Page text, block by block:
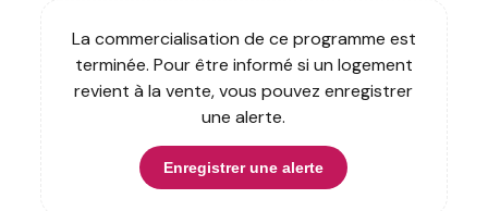
La commercialisation de ce programme est
terminée. Pour être informé si un logement
revient à la vente, vous pouvez enregistrer
une alerte.
Enregistrer une alerte